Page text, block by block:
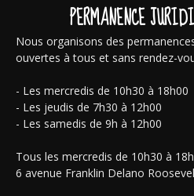
PERMANENCE
Nous organisons des
ouvertes à tous et sans rendez-
- Les mercredis de 10h30 à 18h00
- Les jeudis de 7h30 à 12h00
- Les samedis de 9h à 12h00
Tous les mercredis de 10h30 à
6 avenue Franklin Delano